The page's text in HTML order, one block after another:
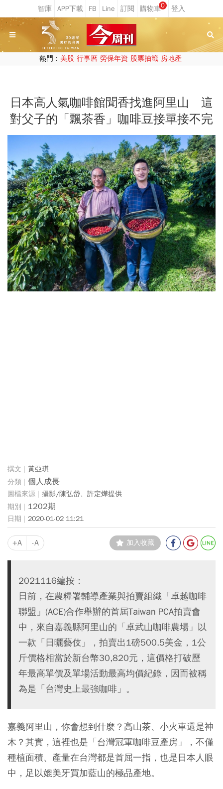
0
熱門： 美股 行事曆 勞保年資 股票抽籤 房地產
日本高人氣咖啡館聞香找進阿里山 這
對父子的「飄茶香」咖啡豆接單接不完
黃亞琪
個人成長
攝影/陳弘岱、許定燁提供
1202期
2020-01-02 11:21
+A -A 加入收藏
2021116編按：
日前，在農糧署輔導產業與拍賣組織「卓越咖啡
聯盟」(ACE)合作舉辦的首屆Taiwan PCA拍賣會
中，來自嘉義縣阿里山的「卓武山咖啡農場」以
一款「日曬藝伎」，拍賣出1磅500.5美金，1公
斤價格相當於新台幣30,820元，這價格打破歷
年最高單價及單場活動最高均價紀錄，因而被稱
為是「台灣史上最強咖啡」。
嘉義阿里山，你會想到什麼？高山茶、小火車還是神
木？其實，這裡也是「台灣冠軍咖啡豆產房」，不僅
種植面積、產量在台灣都是首屈一指，也是日本人眼
中，足以媲美牙買加藍山的極品產地。